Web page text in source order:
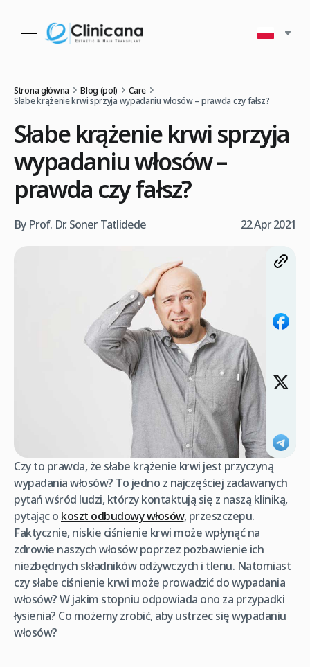
Strona główna Blog (pol)
Care
Słabe krążenie krwi sprzyja wypadaniu włosów – prawda czy fałsz?
Słabe krążenie krwi sprzyja
wypadaniu włosów –
prawda czy fałsz?
By Prof. Dr. Soner Tatlidede 22 Apr 2021
Czy to prawda, że słabe krążenie krwi jest przyczyną
wypadania włosów? To jedno z najczęściej zadawanych
pytań wśród ludzi, którzy kontaktują się z naszą kliniką,
pytając o koszt odbudowy włosów, przeszczepu.
Faktycznie, niskie ciśnienie krwi może wpłynąć na
zdrowie naszych włosów poprzez pozbawienie ich
niezbędnych składników odżywczych i tlenu. Natomiast
czy słabe ciśnienie krwi może prowadzić do wypadania
włosów? W jakim stopniu odpowiada ono za przypadki
łysienia? Co możemy zrobić, aby ustrzec się wypadaniu
włosów?